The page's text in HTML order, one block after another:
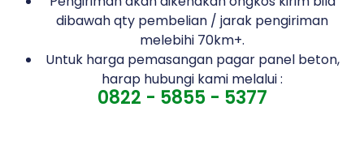
dibawah qty pembelian / jarak pengiriman
melebihi 70km+.
Untuk harga pemasangan pagar panel beton,
harap hubungi kami melalui :
0822 - 5855 - 5377